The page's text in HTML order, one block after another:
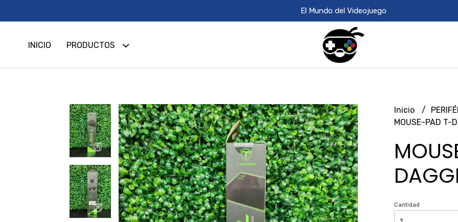
El Mundo del Videojuego
INICIO PRODUCTOS
Inicio
MOUSE-PAD T-
Cantidad